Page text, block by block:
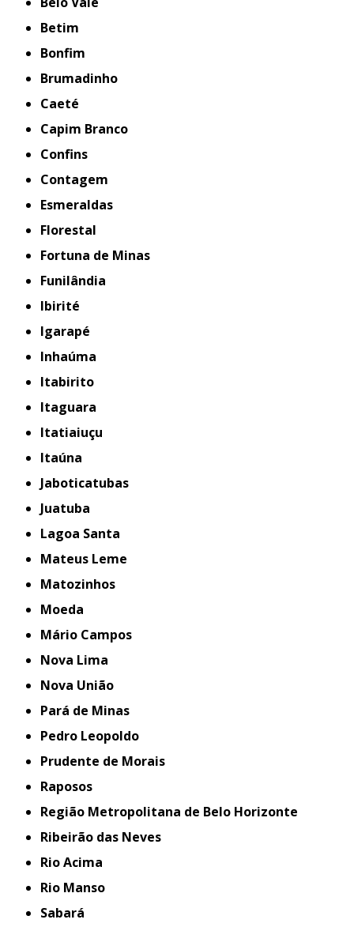
Betim
Bonfim
Brumadinho
Caeté
Capim Branco
Confins
Contagem
Esmeraldas
Florestal
Fortuna de Minas
Funilândia
Ibirité
Igarapé
Inhaúma
Itabirito
Itaguara
Itatiaiuçu
Itaúna
Jaboticatubas
Juatuba
Lagoa Santa
Mateus Leme
Matozinhos
Moeda
Mário Campos
Nova Lima
Nova União
Pará de Minas
Pedro Leopoldo
Prudente de Morais
Raposos
Região Metropolitana de Belo Horizonte
Ribeirão das Neves
Rio Acima
Rio Manso
Sabará